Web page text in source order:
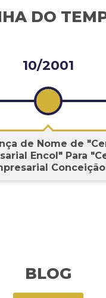
DO
10/2001
de Nome de
Encol" Para
BLOG